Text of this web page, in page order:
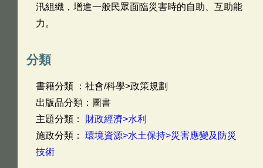
汛組織，增進一般民眾面臨災害時的自助、互助能
力。
分類
書籍分類 ：社會/科學>政策規劃
出版品分類：圖書
主題分類： 財政經濟>水利
施政分類： 環境資源>水土保持>災害應變及防災
技術